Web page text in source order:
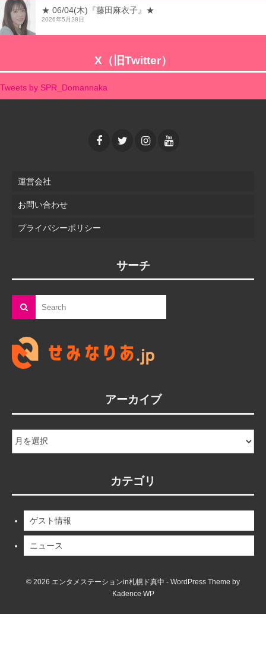
★ 06/04(木)『藤田麻衣子』★
2026年5月28日
X（旧Twitter）
Tweets by SPR_Domannaka
運営会社
お問い合わせ
プライバシーポリシー
サーチ
アーカイブ
ー
カテゴリ
ゲスト情報
ニュース
© 2026 エンタメステーションin札幌ド真中 - WordPress Theme by
Kadence WP